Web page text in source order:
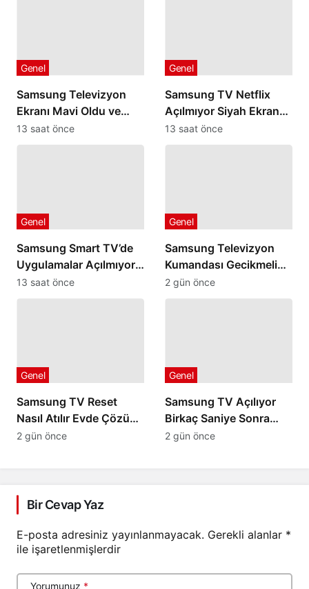
Samsung Televizyon
Ekranı Mavi Oldu ve
Düzelmiyorsa
Genel
13 saat önce
Samsung TV Netflix
Açılmıyor Siyah Ekranda
Kalıyorsa
Genel
13 saat önce
Samsung Smart TV’de
Uygulamalar Açılmıyor
Hata Veriyorsa
Genel
13 saat önce
Samsung Televizyon
Kumandası Gecikmeli
veya Geç Algılıyorsa
Genel
2 gün önce
Samsung TV Reset
Nasıl Atılır Evde Çözüm
Yolları
Genel
2 gün önce
Samsung TV Açılıyor
Birkaç Saniye Sonra
Kapanıyorsa
Genel
2 gün önce
Bir Cevap Yaz
E-posta adresiniz yayınlanmayacak. Gerekli alanlar *
ile işaretlenmişlerdir
Yorumunuz *